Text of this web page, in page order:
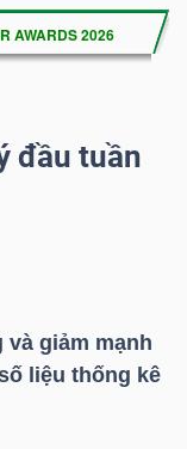
đầu tuần
và giảm mạnh
liệu thống kê